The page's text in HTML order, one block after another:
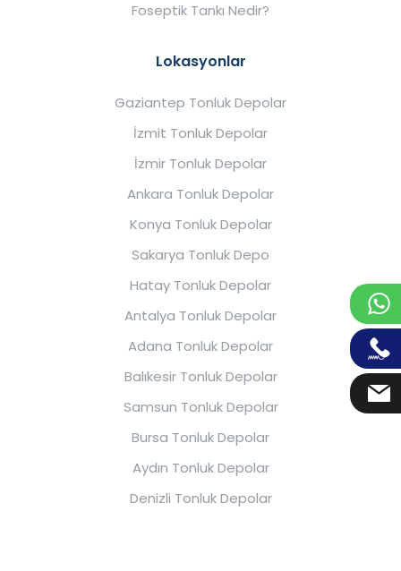
Foseptik Tankı Nedir?
Lokasyonlar
Gaziantep Tonluk Depolar
İzmit Tonluk Depolar
İzmir Tonluk Depolar
Ankara Tonluk Depolar
Konya Tonluk Depolar
Sakarya Tonluk Depo
Hatay Tonluk Depolar
Antalya Tonluk Depolar
Adana Tonluk Depolar
Balıkesir Tonluk Depolar
Samsun Tonluk Depolar
Bursa Tonluk Depolar
Aydın Tonluk Depolar
Denizli Tonluk Depolar